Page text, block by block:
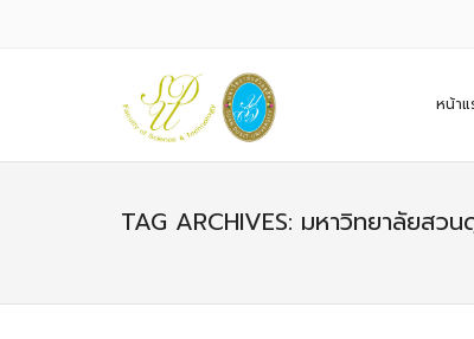
หน้าแ
TAG ARCHIVES: มหาวิทยาลัยสว